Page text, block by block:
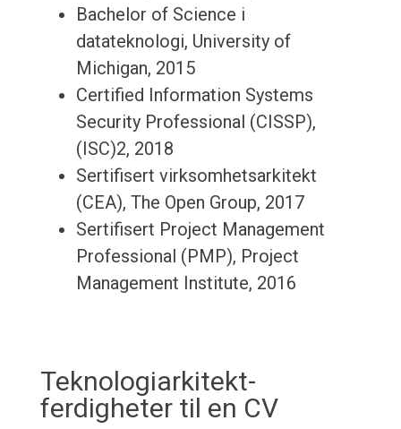
Bachelor of Science i
datateknologi, University of
Michigan, 2015
Certified Information Systems
Security Professional (CISSP),
(ISC)2, 2018
Sertifisert virksomhetsarkitekt
(CEA), The Open Group, 2017
Sertifisert Project Management
Professional (PMP), Project
Management Institute, 2016
Teknologiarkitekt-
ferdigheter til en CV